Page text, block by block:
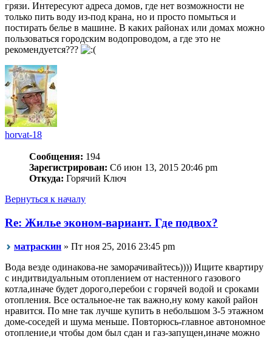
грязи. Интересуют адреса домов, где нет возможности не
только пить воду из-под крана, но и просто помыться и
постирать белье в машине. В каких районах или домах можно
пользоваться городским водопроводом, а где это не
рекомендуется???
horvat-18
Сообщения: 194
Зарегистрирован: Сб июн 13, 2015 20:46 pm
Откуда: Горячий Ключ
Вернуться к началу
Re: Жилье эконом-вариант. Где подвох?
матраскин » Пт ноя 25, 2016 23:45 pm
Вода везде одинакова-не заморачивайтесь)))) Ищите квартиру
с индитвидуальным отоплением от настенного газового
котла,иначе будет дорого,перебои с горячей водой и сроками
отопления. Все остальное-не так важно,ну кому какой район
нравится. По мне так лучше купить в небольшом 3-5 этажном
доме-соседей и шума меньше. Повторюсь-главное автономное
отопление,и чтобы дом был сдан и газ-запущен,иначе можно